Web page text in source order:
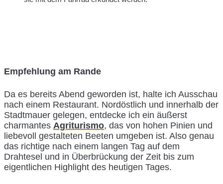
Empfehlung am Rande
Da es bereits Abend geworden ist, halte ich Ausschau
nach einem Restaurant. Nordöstlich und innerhalb der
Stadtmauer gelegen, entdecke ich ein äußerst
charmantes Agriturismo, das von hohen Pinien und
liebevoll gestalteten Beeten umgeben ist. Also genau
das richtige nach einem langen Tag auf dem
Drahtesel und in Überbrückung der Zeit bis zum
eigentlichen Highlight des heutigen Tages.